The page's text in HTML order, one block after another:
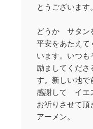
とうございます。
どうか サタン
平安をあたえて
います。いつも
励ましてくださ
す。新しい地で
感謝して イエ
お祈りさせて頂
アーメン。